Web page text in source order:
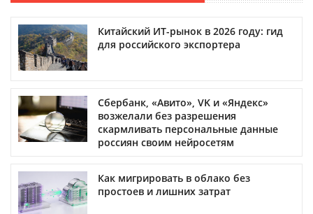
Китайский ИТ-рынок в 2026 году: гид
для российского экспортера
Сбербанк, «Авито», VK и «Яндекс»
возжелали без разрешения
скармливать персональные данные
россиян своим нейросетям
Как мигрировать в облако без
простоев и лишних затрат